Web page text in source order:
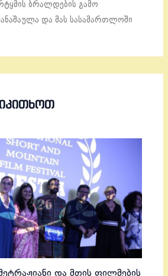
ბრალდების გამო
და მას სასამართლოში
და მთის ფილმების